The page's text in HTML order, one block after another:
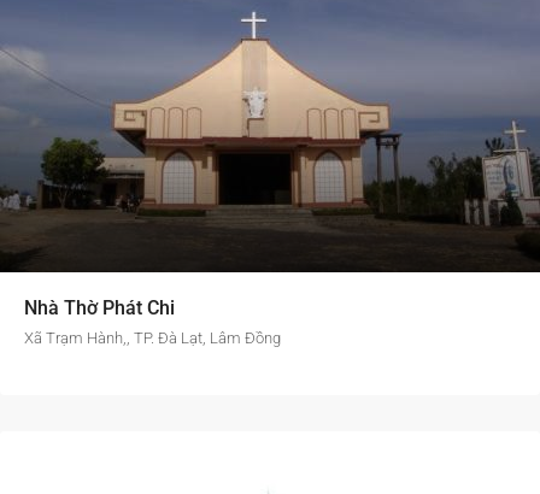
Nhà Thờ Phát Chi
Xã Trạm Hành,, TP. Đà Lạt, Lâm Đồng